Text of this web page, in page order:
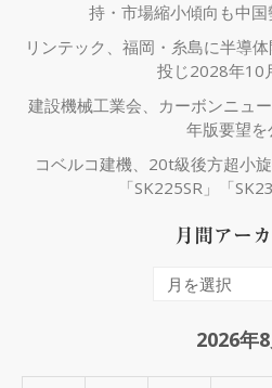
持・市場縮小傾向も中
リンテック、福岡・糸島に半導
投じ2028年10
建設機械工業会、カーボンニュ
年版要望を
コベルコ建機、20t級後方超小
「SK225SR」「
月間アー
2026年